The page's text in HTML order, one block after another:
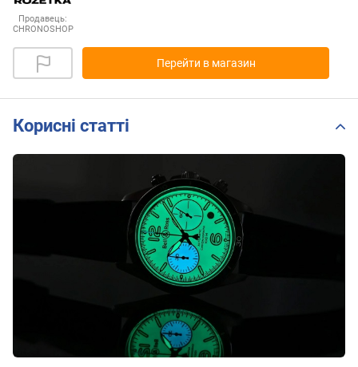
Продавець:
CHRONOSHOP
Перейти в магазин
Корисні статті